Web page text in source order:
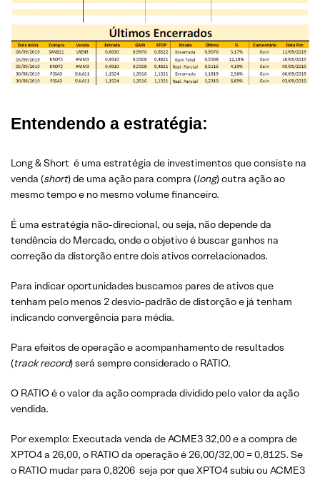
Entendendo a estratégia:
Long & Short é uma estratégia de investimentos que consiste na
venda (short) de uma ação para compra (long) outra ação ao
mesmo tempo e no mesmo volume financeiro.
É uma estratégia não-direcional, ou seja, não depende da
tendência do Mercado, onde o objetivo é buscar ganhos na
correção da distorção entre dois ativos correlacionados.
Para indicar oportunidades buscamos pares de ativos que
tenham pelo menos 2 desvio-padrão de distorção e já tenham
indicando convergência para média.
Para efeitos de operação e acompanhamento de resultados
(track record) será sempre considerado o RATIO.
O RATIO é o valor da ação comprada dividido pelo valor da ação
vendida.
Por exemplo: Executada venda de ACME3 32,00 e a compra de
XPTO4 a 26,00, o RATIO da operação é 26,00/32,00 = 0,8125. Se
o RATIO mudar para 0,8206 seja por que XPTO4 subiu ou ACME3